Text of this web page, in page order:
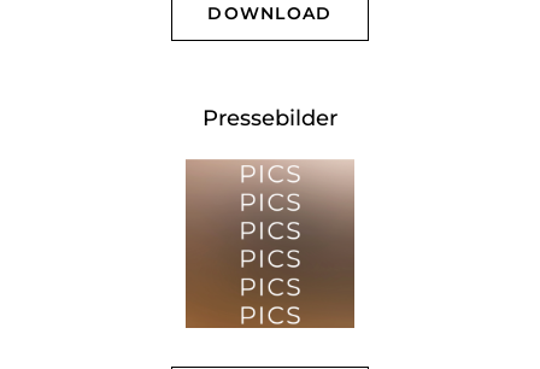
DOWNLOAD
Pressebilder